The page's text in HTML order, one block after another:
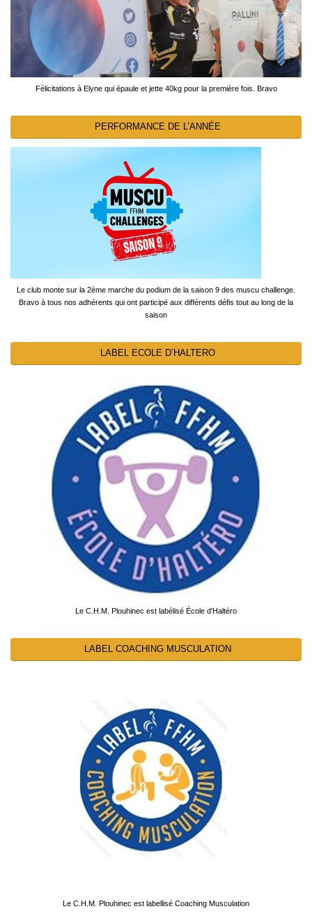
Félicitations à Elyne qui épaule et jette 40kg pour la première fois. Bravo
PERFORMANCE DE L’ANNÉE
Le club monte sur la 2ème marche du podium de la saison 9 des muscu challenge.
Bravo à tous nos adhérents qui ont participé aux différents défis tout au long de la
saison
LABEL ECOLE D’HALTERO
Le C.H.M. Plouhinec est labélisé École d'Haltéro
LABEL COACHING MUSCULATION
Le C.H.M. Plouhinec est labellisé Coaching Musculation